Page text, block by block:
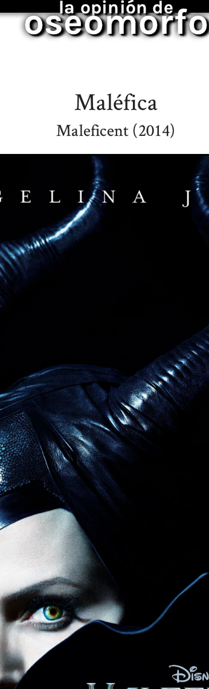
la opinión de
oseomorfo
Maléfica
Maleficent (2014)